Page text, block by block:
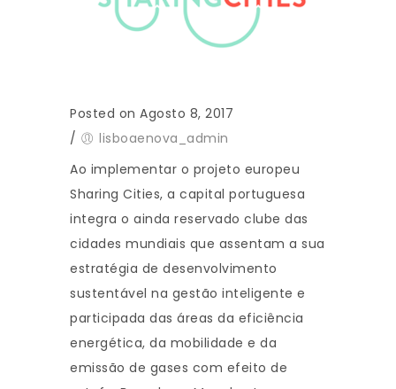
Posted on Agosto 8, 2017
/
lisboaenova_admin
Ao implementar o projeto europeu
Sharing Cities, a capital portuguesa
integra o ainda reservado clube das
cidades mundiais que assentam a sua
estratégia de desenvolvimento
sustentável na gestão inteligente e
participada das áreas da eficiência
energética, da mobilidade e da
emissão de gases com efeito de